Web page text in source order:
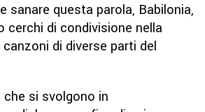
sanare questa parola, Babilonia,
cerchi di condivisione nella
di diverse parti del
si svolgono in